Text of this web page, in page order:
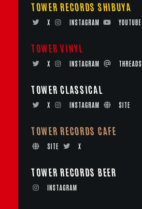
TOWER RECORDS SHIBUYA
X INSTAGRAM YOUTUBE
TOWER VINYL
X INSTAGRAM THREADS
TOWER CLASSICAL
X INSTAGRAM SITE
TOWER RECORDS CAFE
SITE X
TOWER RECORDS BEER
INSTAGRAM